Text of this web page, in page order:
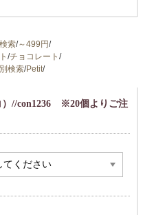
索/～499円/
/チョコレート /
検索/Petit/
）//con1236 ※20個よりご注